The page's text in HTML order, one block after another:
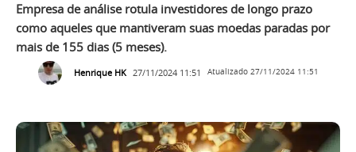
Empresa de análise rotula investidores de longo prazo
como aqueles que mantiveram suas moedas paradas por
mais de 155 dias (5 meses).
Henrique HK 27/11/2024 11:51 Atualizado 27/11/2024 11:51